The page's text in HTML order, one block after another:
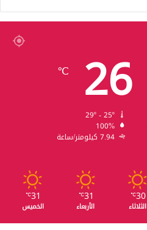
26
℃
100%
7.94 كيلومتر/ساعة
30
℃
الثلاثاء
31
℃
الأربعاء
31
℃
الخميس